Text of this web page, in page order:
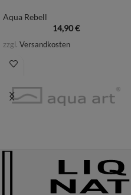
Aqua Rebell
14,90€
zzgl. Versandkosten